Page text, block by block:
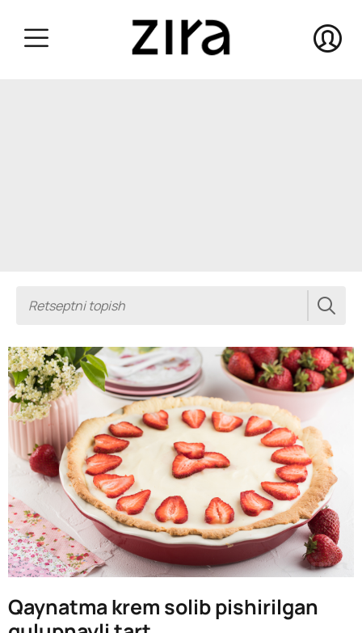
Qaynatma krem solib pishirilgan